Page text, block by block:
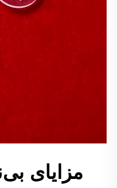
مزایای